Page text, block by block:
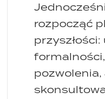
rozpocząć